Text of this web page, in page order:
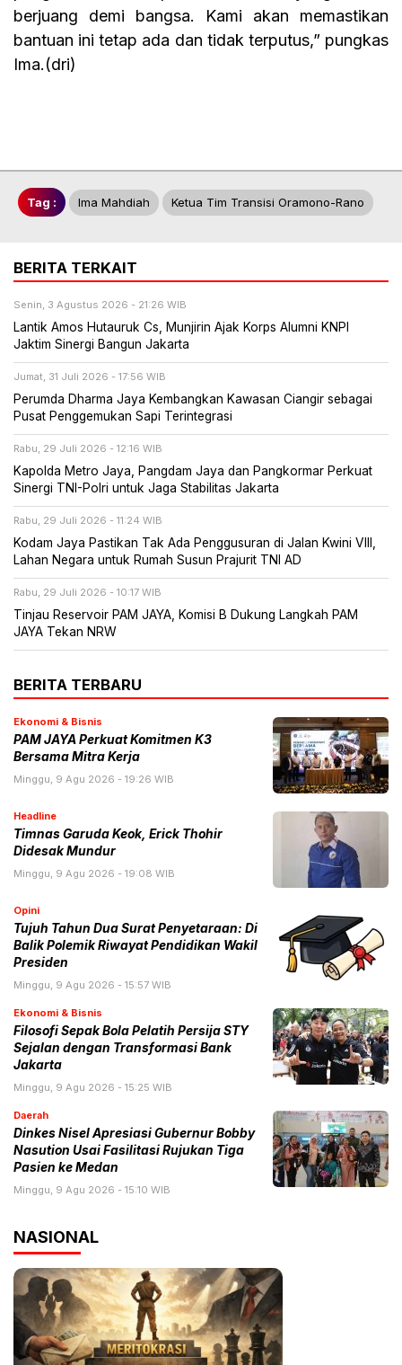
berjuang demi bangsa. Kami akan memastikan
bantuan ini tetap ada dan tidak terputus,” pungkas
Ima.(dri)
Tag : Ima Mahdiah Ketua Tim Transisi Oramono-Rano
BERITA TERKAIT
Senin, 3 Agustus 2026 - 21:26 WIB
Lantik Amos Hutauruk Cs, Munjirin Ajak Korps Alumni KNPI
Jaktim Sinergi Bangun Jakarta
Jumat, 31 Juli 2026 - 17:56 WIB
Perumda Dharma Jaya Kembangkan Kawasan Ciangir sebagai
Pusat Penggemukan Sapi Terintegrasi
Rabu, 29 Juli 2026 - 12:16 WIB
Kapolda Metro Jaya, Pangdam Jaya dan Pangkormar Perkuat
Sinergi TNI-Polri untuk Jaga Stabilitas Jakarta
Rabu, 29 Juli 2026 - 11:24 WIB
Kodam Jaya Pastikan Tak Ada Penggusuran di Jalan Kwini VIII,
Lahan Negara untuk Rumah Susun Prajurit TNI AD
Rabu, 29 Juli 2026 - 10:17 WIB
Tinjau Reservoir PAM JAYA, Komisi B Dukung Langkah PAM
JAYA Tekan NRW
BERITA TERBARU
Ekonomi & Bisnis
PAM JAYA Perkuat Komitmen K3
Bersama Mitra Kerja
Minggu, 9 Agu 2026 - 19:26 WIB
Headline
Timnas Garuda Keok, Erick Thohir
Didesak Mundur
Minggu, 9 Agu 2026 - 19:08 WIB
Opini
Tujuh Tahun Dua Surat Penyetaraan: Di
Balik Polemik Riwayat Pendidikan Wakil
Presiden
Minggu, 9 Agu 2026 - 15:57 WIB
Ekonomi & Bisnis
Filosofi Sepak Bola Pelatih Persija STY
Sejalan dengan Transformasi Bank
Jakarta
Minggu, 9 Agu 2026 - 15:25 WIB
Daerah
Dinkes Nisel Apresiasi Gubernur Bobby
Nasution Usai Fasilitasi Rujukan Tiga
Pasien ke Medan
Minggu, 9 Agu 2026 - 15:10 WIB
NASIONAL